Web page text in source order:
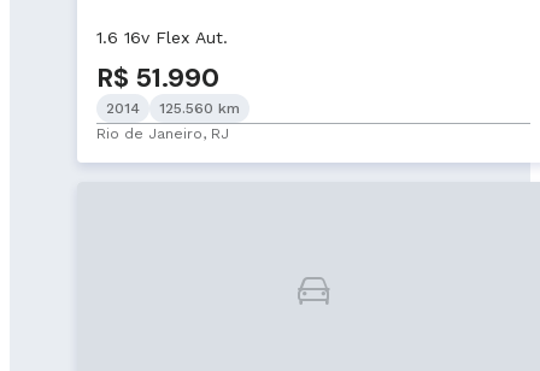
1.6 16v Flex Aut.
R$ 51.990
2014
125.560 km
Rio de Janeiro, RJ